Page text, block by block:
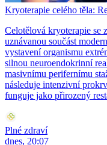
Kryoterapie celého těla:
Celotělová kryoterapie se
uznávanou součást
vystavení organismu
silnou neuroendokrinní
masivnímu perifernímu
následuje intenzivní
funguje jako přirozený
Plné zdraví
dnes, 20:07